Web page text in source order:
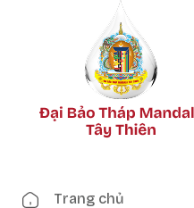
MainTrang chủ